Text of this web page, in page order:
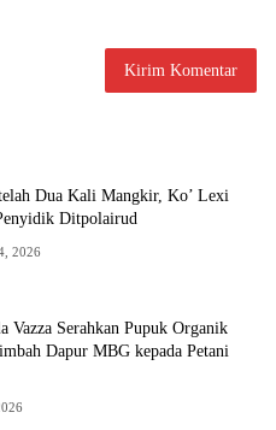
Dua Kali Mangkir, Ko’ Lexi
Ditpolairud
2026
Vazza Serahkan Pupuk Organik
Dapur MBG kepada Petani